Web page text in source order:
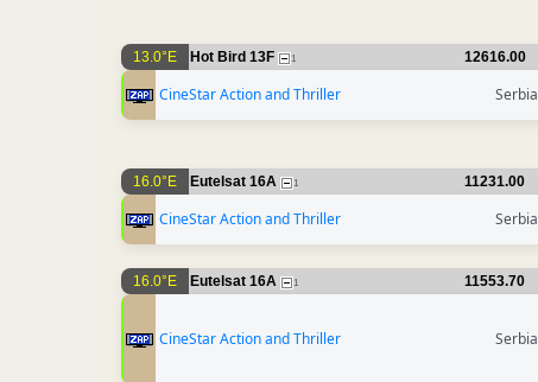
13.0°E Hot Bird 13F 1 12616.00
CineStar Action and Thriller Serbia
16.0°E Eutelsat 16A 1 11231.00
CineStar Action and Thriller Serbia
16.0°E Eutelsat 16A 1 11553.70
CineStar Action and Thriller Serbia